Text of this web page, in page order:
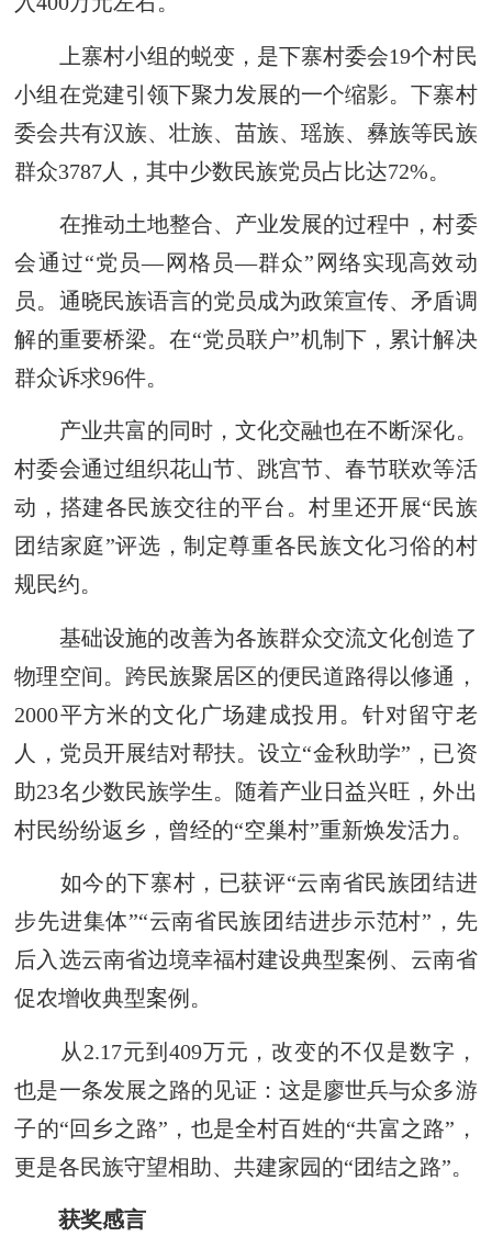
上寨村小组的蜕变，是下寨村委会19个村民
小组在党建引领下聚力发展的一个缩影。下寨村
委会共有汉族、壮族、苗族、瑶族、彝族等民族
群众3787人，其中少数民族党员占比达72%。
在推动土地整合、产业发展的过程中，村委
会通过“党员—网格员—群众”网络实现高效动
员。通晓民族语言的党员成为政策宣传、矛盾调
解的重要桥梁。在“党员联户”机制下，累计解决
群众诉求96件。
产业共富的同时，文化交融也在不断深化。
村委会通过组织花山节、跳宫节、春节联欢等活
动，搭建各民族交往的平台。村里还开展“民族
团结家庭”评选，制定尊重各民族文化习俗的村
规民约。
基础设施的改善为各族群众交流文化创造了
物理空间。跨民族聚居区的便民道路得以修通，
2000平方米的文化广场建成投用。针对留守老
人，党员开展结对帮扶。设立“金秋助学”，已资
助23名少数民族学生。随着产业日益兴旺，外出
村民纷纷返乡，曾经的“空巢村”重新焕发活力。
如今的下寨村，已获评“云南省民族团结进
步先进集体”“云南省民族团结进步示范村”，先
后入选云南省边境幸福村建设典型案例、云南省
促农增收典型案例。
从2.17元到409万元，改变的不仅是数字，
也是一条发展之路的见证：这是廖世兵与众多游
子的“回乡之路”，也是全村百姓的“共富之路”，
更是各民族守望相助、共建家园的“团结之路”。
获奖感言